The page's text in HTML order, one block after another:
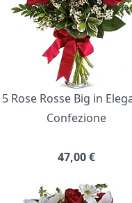
5 Rose Rosse Big in
Confezione
47,00€